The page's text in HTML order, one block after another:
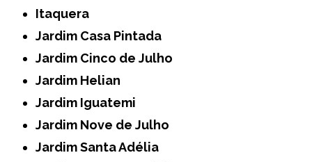
Itaquera
Jardim Casa Pintada
Jardim Cinco de Julho
Jardim Helian
Jardim Iguatemi
Jardim Nove de Julho
Jardim Santa Adélia